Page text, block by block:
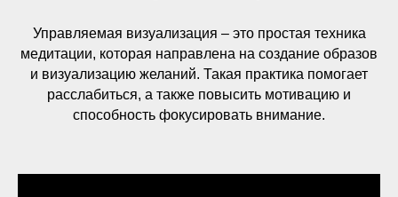
Управляемая визуализация – это простая техника
медитации, которая направлена на создание образов
и визуализацию желаний. Такая практика помогает
расслабиться, а также повысить мотивацию и
способность фокусировать внимание.